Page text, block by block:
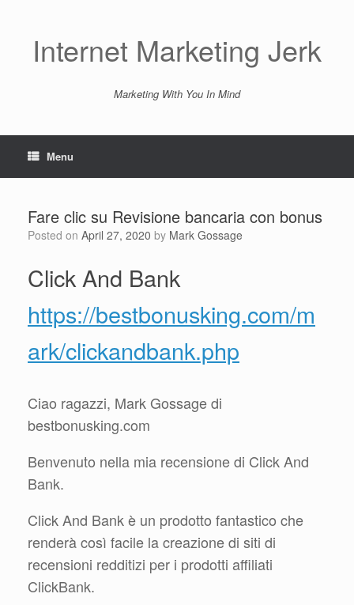
Internet Marketing Jerk
Marketing With You In Mind
Menu
Fare clic su Revisione bancaria con bonus
Posted on April 27, 2020 by Mark Gossage
Click And Bank
https://bestbonusking.com/m
ark/clickandbank.php
Ciao ragazzi, Mark Gossage di
bestbonusking.com
Benvenuto nella mia recensione di Click And
Bank.
Click And Bank è un prodotto fantastico che
renderà così facile la creazione di siti di
recensioni redditizi per i prodotti affiliati
ClickBank.